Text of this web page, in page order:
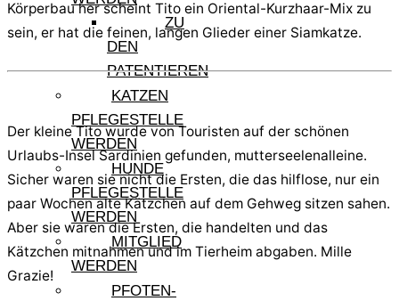
ZU
DEN
PATENTIEREN
KATZEN
PFLEGESTELLE
WERDEN
HUNDE
PFLEGESTELLE
WERDEN
MITGLIED
WERDEN
PFOTEN-
Körperbau her scheint Tito ein Oriental-Kurzhaar-Mix zu
sein, er hat die feinen, langen Glieder einer Siamkatze.
Der kleine Tito wurde von Touristen auf der schönen
Urlaubs-Insel Sardinien gefunden, mutterseelenalleine.
Sicher waren sie nicht die Ersten, die das hilflose, nur ein
paar Wochen alte Kätzchen auf dem Gehweg sitzen sahen.
Aber sie waren die Ersten, die handelten und das
Kätzchen mitnahmen und im Tierheim abgaben. Mille
Grazie!